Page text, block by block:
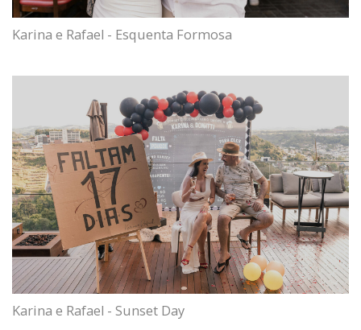
Karina e Rafael - Esquenta Formosa
Karina e Rafael - Sunset Day